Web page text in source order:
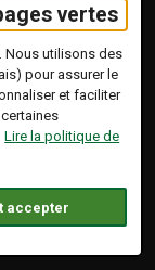
vertes
Nous utilisons des
pour assurer le
et faciliter
Lire la politique de
accepter
lien s'ouvrira dans